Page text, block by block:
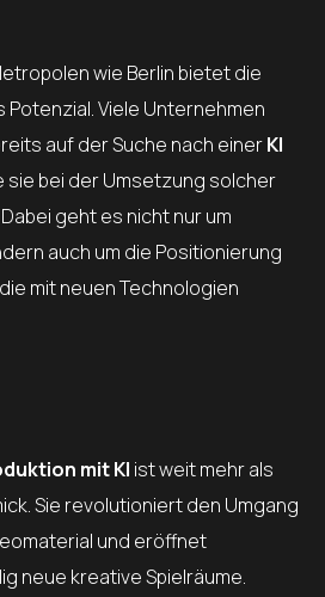
wie Berlin bietet die
Viele Unternehmen
auf der Suche nach einerKI
sie bei der Umsetzung solcher
geht es nicht nur um
auch um die Positionierung
mit neuen Technologien
mit KI ist weit mehr als
Sie revolutioniert den Umgang
und eröffnet
neue kreative Spielräume.